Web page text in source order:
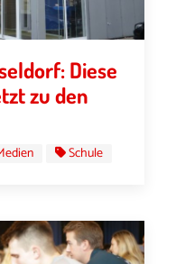
Diese
zu den
Schule